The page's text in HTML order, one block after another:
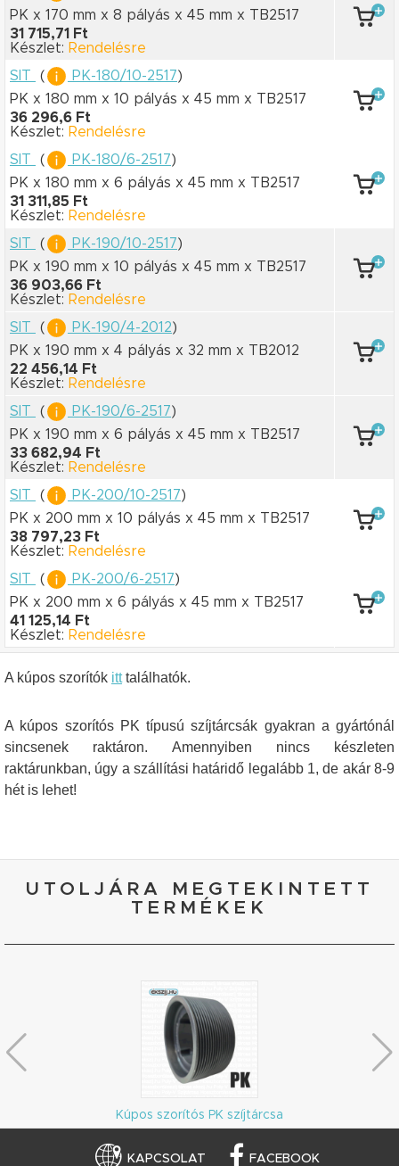
PK x 170 mm x 8 pályás x 45 mm x TB2517
31 715,71 Ft
Készlet: Rendelésre
SIT
( PK-180/10-2517)
PK x 180 mm x 10 pályás x 45 mm x TB2517
36 296,6 Ft
Készlet: Rendelésre
SIT
( PK-180/6-2517)
PK x 180 mm x 6 pályás x 45 mm x TB2517
31 311,85 Ft
Készlet: Rendelésre
SIT
( PK-190/10-2517)
PK x 190 mm x 10 pályás x 45 mm x TB2517
36 903,66 Ft
Készlet: Rendelésre
SIT
( PK-190/4-2012)
PK x 190 mm x 4 pályás x 32 mm x TB2012
22 456,14 Ft
Készlet: Rendelésre
SIT
( PK-190/6-2517)
PK x 190 mm x 6 pályás x 45 mm x TB2517
33 682,94 Ft
Készlet: Rendelésre
SIT
( PK-200/10-2517)
PK x 200 mm x 10 pályás x 45 mm x TB2517
38 797,23 Ft
Készlet: Rendelésre
SIT
( PK-200/6-2517)
PK x 200 mm x 6 pályás x 45 mm x TB2517
41 125,14 Ft
Készlet: Rendelésre
A kúpos szorítók itttalálhatók.
A kúpos szorítós PK típusú szíjtárcsák gyakran a gyártónál
sincsenek raktáron. Amennyiben nincs készleten
raktárunkban, úgy a szállítási határidő legalább 1, de akár 8-9
hét is lehet!
UTOLJÁRA MEGTEKINTETT
TERMÉKEK
Kúpos szorítós PK szíjtárcsa
KAPCSOLAT FACEBOOK